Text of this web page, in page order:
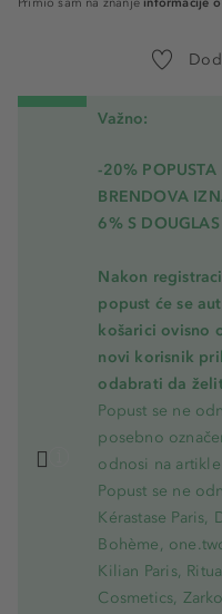
Primio sam na znanje
Važno:
-20%
BRENDOVA
6% S
Nakon
popust će se
košarici ovisno
novi korisnik
odabrati da
Popust se ne
posebno
odnosi na
Popust se ne
Kérastase
Bohème,
Kilian Paris,
Cosmetics,